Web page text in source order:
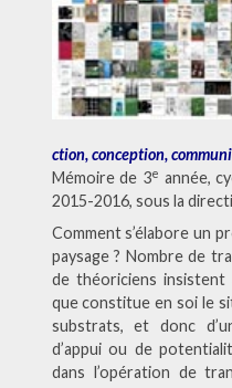
ction, conception,
Mémoire de 3e année,
2015-2016, sous la
Comment s’élabore un
paysage ? Nombre de
de théoriciens
que constitue en soi le
substrats, et donc
d’appui ou de
dans l’opération de